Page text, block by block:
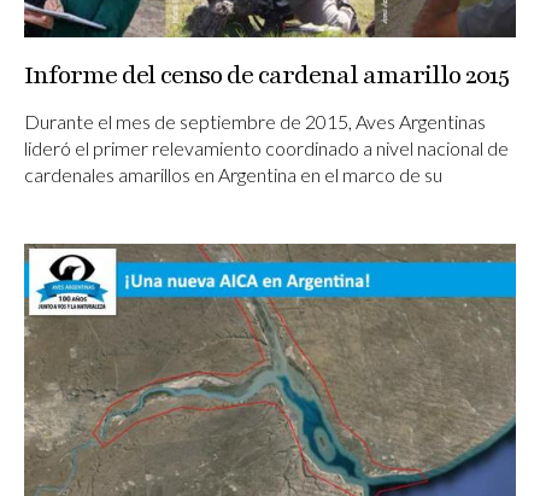
Informe del censo de cardenal amarillo 2015
Durante el mes de septiembre de 2015, Aves Argentinas
lideró el primer relevamiento coordinado a nivel nacional de
cardenales amarillos en Argentina en el marco de su